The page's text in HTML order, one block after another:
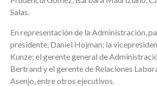
Salas.
En representación de la Administración,
presidente, Daniel Hojman; la
Kunze; el gerente general de
Bertrand y el gerente de Relaciones
Asenjo, entre otros ejecutivos.